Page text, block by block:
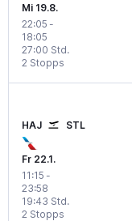
Mi 19.8.
22:05 -
18:05
2 Stopps
27:00 Std.
HAJ STL
Fr 22.1.
11:15 -
23:58
2 Stopps
19:43 Std.